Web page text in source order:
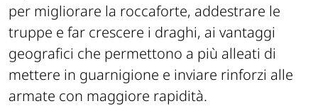
per migliorare la roccaforte, addestrare le
truppe e far crescere i draghi, ai vantaggi
geografici che permettono a più alleati di
mettere in guarnigione e inviare rinforzi alle
armate con maggiore rapidità.